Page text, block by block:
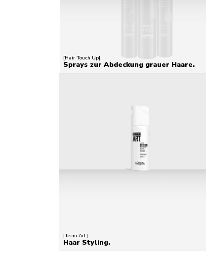
[Hair Touch Up]
Sprays zur Abdeckung grauer Haare.
[Tecni.Art]
Haar Styling.